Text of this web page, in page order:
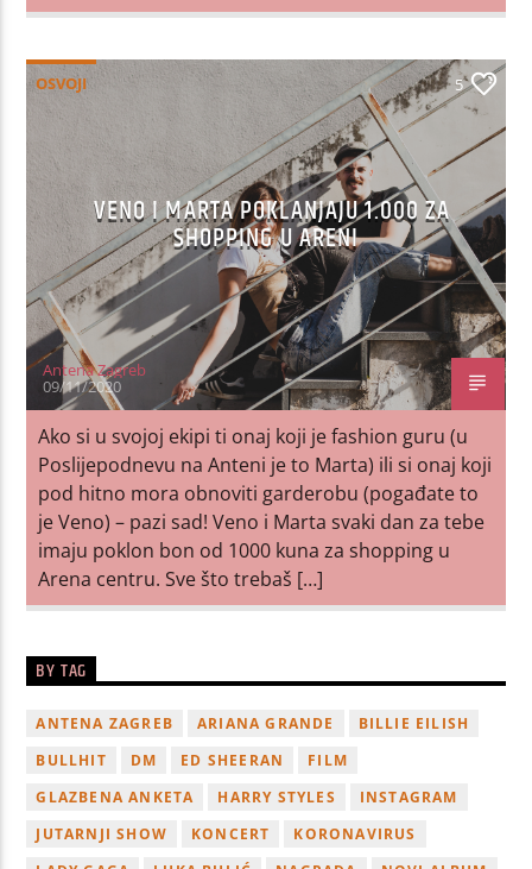
OSVOJI 5
VENO I MARTA POKLANJAJU 1.000 ZA
SHOPPING U ARENI
Antena Zagreb
09/11/2020
Ako si u svojoj ekipi ti onaj koji je fashion guru (u
Poslijepodnevu na Anteni je to Marta) ili si onaj koji
pod hitno mora obnoviti garderobu (pogađate to
je Veno) – pazi sad! Veno i Marta svaki dan za tebe
imaju poklon bon od 1000 kuna za shopping u
Arena centru. Sve što trebaš […]
BY TAG
ANTENA ZAGREB ARIANA GRANDE
BILLIE EILISH
BULLHIT
DM ED SHEERAN
FILM
GLAZBENA ANKETA
HARRY STYLES
INSTAGRAM
JUTARNJI SHOW
KONCERT
KORONAVIRUS